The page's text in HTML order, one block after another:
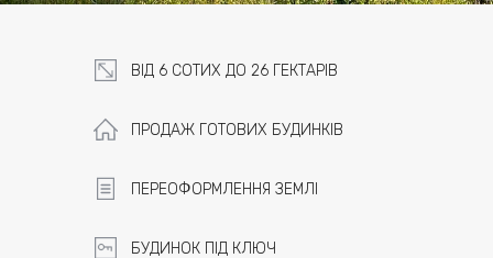
ВІД 6 СОТИХ ДО 26 ГЕКТАРІВ
ПРОДАЖ ГОТОВИХ БУДИНКІВ
ПЕРЕОФОРМЛЕННЯ ЗЕМЛІ
БУДИНОК ПІД КЛЮЧ